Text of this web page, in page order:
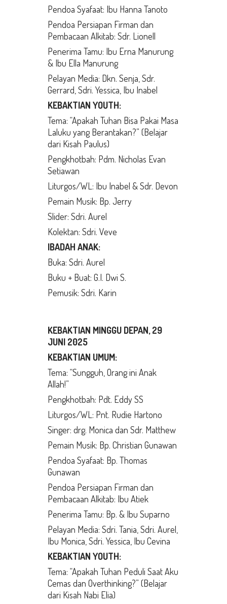
Pendoa Syafaat: Ibu Hanna Tanoto
Pendoa Persiapan Firman dan
Pembacaan Alkitab: Sdr. Lionell
Penerima Tamu: Ibu Erna Manurung
& Ibu Ella Manurung
Pelayan Media: Dkn. Senja, Sdr.
Gerrard, Sdri. Yessica, Ibu Inabel
KEBAKTIAN YOUTH:
Tema: “Apakah Tuhan Bisa Pakai Masa
Laluku yang Berantakan?” (Belajar
dari Kisah Paulus)
Pengkhotbah: Pdm. Nicholas Evan
Setiawan
Liturgos/WL: Ibu Inabel & Sdr. Devon
Pemain Musik: Bp. Jerry
Slider: Sdri. Aurel
Kolektan: Sdri. Veve
IBADAH ANAK:
Buka: Sdri. Aurel
Buku + Buat: G.I. Dwi S.
Pemusik: Sdri. Karin
KEBAKTIAN MINGGU DEPAN, 29
JUNI 2025
KEBAKTIAN UMUM:
Tema: “Sungguh, Orang ini Anak
Allah!”
Pengkhotbah: Pdt. Eddy SS
Liturgos/WL: Pnt. Rudie Hartono
Singer: drg. Monica dan Sdr. Matthew
Pemain Musik: Bp. Christian Gunawan
Pendoa Syafaat: Bp. Thomas
Gunawan
Pendoa Persiapan Firman dan
Pembacaan Alkitab: Ibu Atiek
Penerima Tamu: Bp. & Ibu Suparno
Pelayan Media: Sdri. Tania, Sdri. Aurel,
Ibu Monica, Sdri. Yessica, Ibu Cevina
KEBAKTIAN YOUTH:
Tema: “Apakah Tuhan Peduli Saat Aku
Cemas dan Overthinking?” (Belajar
dari Kisah Nabi Elia)